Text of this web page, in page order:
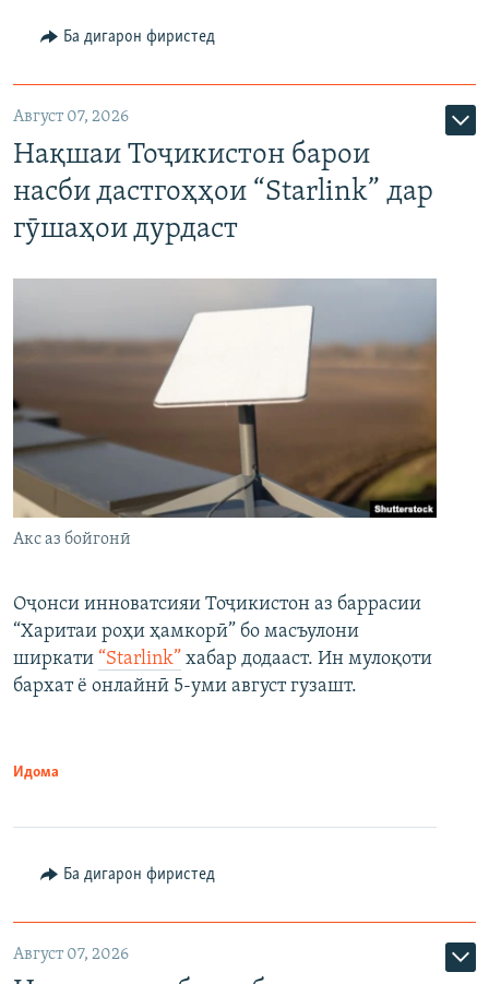
Ба дигарон фиристед
Август 07, 2026
Нақшаи Тоҷикистон барои
насби дастгоҳҳои “Starlink” дар
гӯшаҳои дурдаст
Акс аз бойгонӣ
Оҷонси инноватсияи Тоҷикистон аз баррасии
“Харитаи роҳи ҳамкорӣ” бо масъулони
ширкати “Starlink” хабар додааст. Ин мулоқоти
бархат ё онлайнӣ 5-уми август гузашт.
Идома
Ба дигарон фиристед
Август 07, 2026